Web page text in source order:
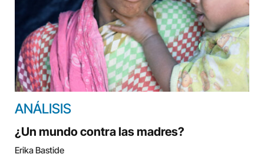
ANÁLISIS
¿Un mundo contra las madres?
Erika Bastide